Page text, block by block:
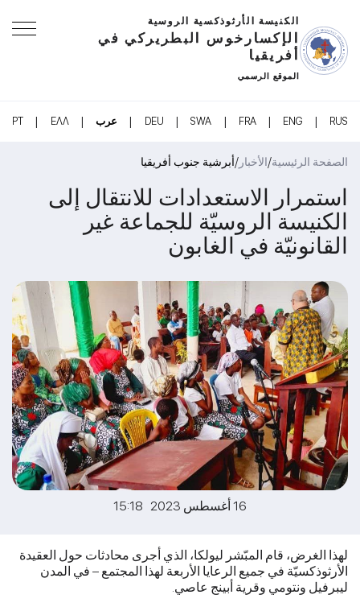
الكنيسة الأرثوذكسية الروسية
الإكسارخوس البطريركي في
أفريقيا
الموقع الرسمي
RUS
|
ENG
|
FRA
|
SWA
|
DEU
| عرب |
ΕΛΛ
|
PT
الصفحة الرئيسية/الأخبار /أبرشية جنوب أفريقيا
استمرار الاستعدادات للانتقال إلى
الكنيسة الروسيّة للجماعة غير
القانونيّة في الغابون
16 أغسطس 2023 15:18
لهذا الغرض، قام المبّشر ليولكا، الذي أجرى محادثات حول العقيدة
الأرثوذكسيّة في جميع الرعايا الأربعة لهذا المجتمع – في المدن
ليبرفيل ونتومي وقرية أبينج عاصي.